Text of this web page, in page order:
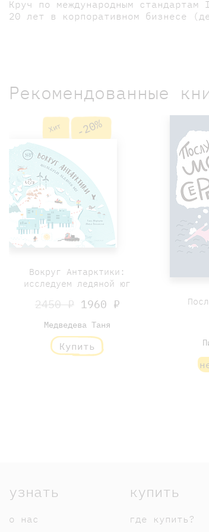
Круч по международным стандартам
20 лет в корпоративном бизнесе
Рекомендованные
Хит -20%
Вокруг Антарктики:
исследуем ледяной юг
2450 ₽1960 ₽
Медведева Таня
Купить
узнать
о нас
купить
где купить?